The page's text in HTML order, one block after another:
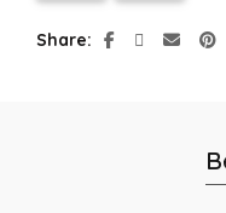
Share